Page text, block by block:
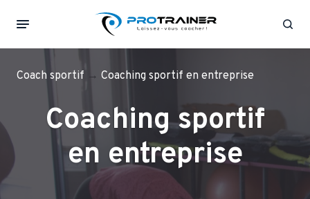
Coach sportif → Coaching sportif en entreprise
Coaching sportif
en entreprise